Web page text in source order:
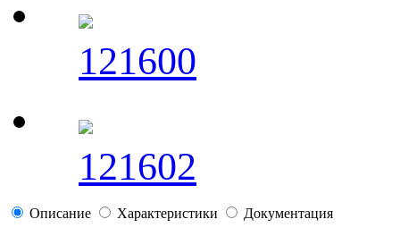
121600
121602
Описание Характеристики Документация